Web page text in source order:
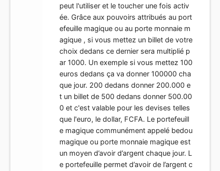
peut l'utiliser et le toucher une fois activ
ée. Grâce aux pouvoirs attribués au port
efeuille magique ou au porte monnaie m
agique , si vous mettez un billet de votre
choix dedans ce dernier sera multiplié p
ar 1000. Un exemple si vous mettez 100
euros dedans ça va donner 100000 cha
que jour. 200 dedans donner 200.000 e
t un billet de 500 dedans donner 500.00
0 et c'est valable pour les devises telles
que l'euro, le dollar, FCFA. Le portefeuill
e magique communément appelé bedou
magique ou porte monnaie magique est
un moyen d’avoir d’argent chaque jour. L
e portefeuille permet d’avoir de l’argent c